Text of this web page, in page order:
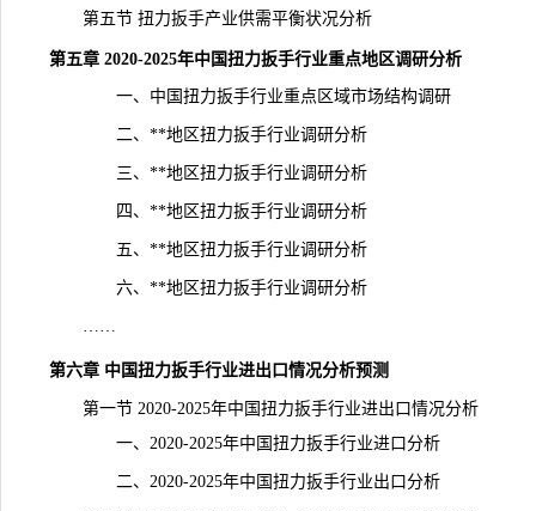
第五节 扭力扳手产业供需平衡状况分析
第五章 2020-2025年中国扭力扳手行业重点地区调研分析
一、中国扭力扳手行业重点区域市场结构调研
二、**地区扭力扳手行业调研分析
三、**地区扭力扳手行业调研分析
四、**地区扭力扳手行业调研分析
五、**地区扭力扳手行业调研分析
六、**地区扭力扳手行业调研分析
……
第六章 中国扭力扳手行业进出口情况分析预测
第一节 2020-2025年中国扭力扳手行业进出口情况分析
一、2020-2025年中国扭力扳手行业进口分析
二、2020-2025年中国扭力扳手行业出口分析